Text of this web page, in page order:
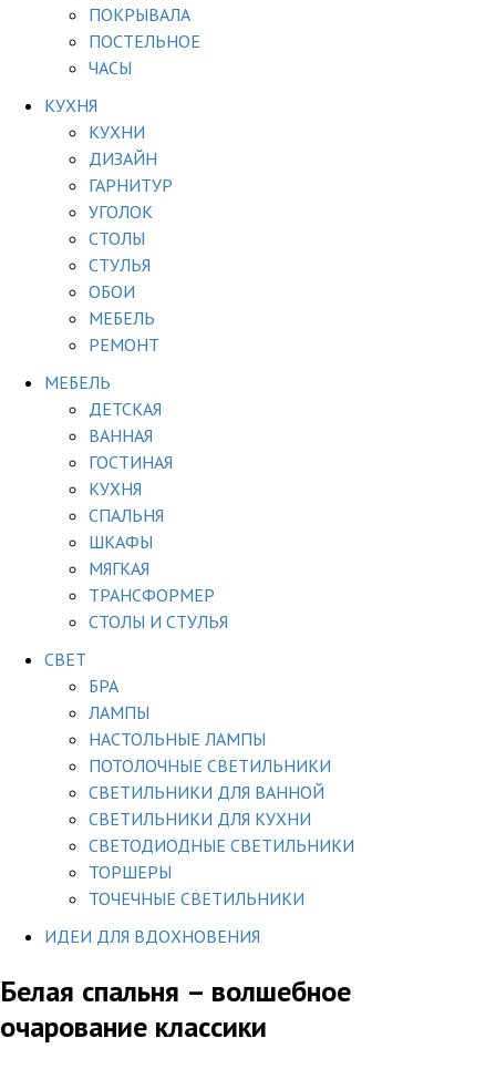
ПОКРЫВАЛА
ПОСТЕЛЬНОЕ
ЧАСЫ
КУХНЯ
КУХНИ
ДИЗАЙН
ГАРНИТУР
УГОЛОК
СТОЛЫ
СТУЛЬЯ
ОБОИ
МЕБЕЛЬ
РЕМОНТ
МЕБЕЛЬ
ДЕТСКАЯ
ВАННАЯ
ГОСТИНАЯ
КУХНЯ
СПАЛЬНЯ
ШКАФЫ
МЯГКАЯ
ТРАНСФОРМЕР
СТОЛЫ И СТУЛЬЯ
СВЕТ
БРА
ЛАМПЫ
НАСТОЛЬНЫЕ ЛАМПЫ
ПОТОЛОЧНЫЕ СВЕТИЛЬНИКИ
СВЕТИЛЬНИКИ ДЛЯ ВАННОЙ
СВЕТИЛЬНИКИ ДЛЯ КУХНИ
СВЕТОДИОДНЫЕ СВЕТИЛЬНИКИ
ТОРШЕРЫ
ТОЧЕЧНЫЕ СВЕТИЛЬНИКИ
ИДЕИ ДЛЯ ВДОХНОВЕНИЯ
Белая спальня – волшебное
очарование классики